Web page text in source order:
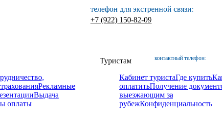
телефон для экстренной связи:
+7 (922) 150-82-09
контактный телефон:
Рекламные
Выдача
оплаты
Туристам
Кабинет туристаГде купить
оплатитьПолучение
выезжающим за
рубежКонфиденциальность